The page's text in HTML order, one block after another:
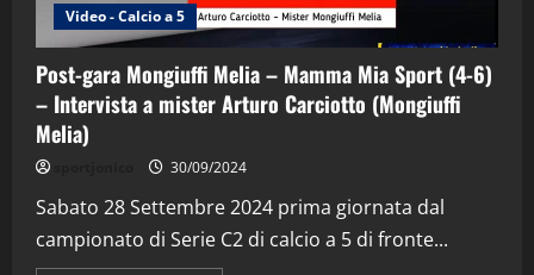
Video - Calcio a 5
Post-gara Mongiuffi Melia – Mamma Mia Sport (4-6)
– Intervista a mister Arturo Carciotto (Mongiuffi
Melia)
30/09/2024
Sabato 28 Settembre 2024 prima giornata dal
campionato di Serie C2 di calcio a 5 di fronte...
2
“SportEmpire” in Podcast: 29^ Puntata
(Martedi 28 Aprile 2026)
28/04/2026